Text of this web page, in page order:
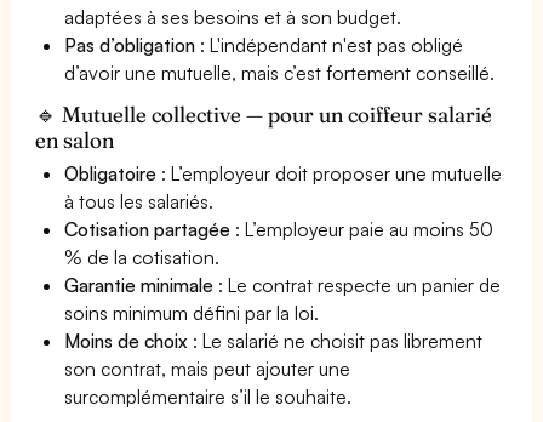
adaptées à ses besoins et à son budget.
Pas d’obligation : L'indépendant n'est pas obligé
d’avoir une mutuelle, mais c’est fortement conseillé.
🔹 Mutuelle collective — pour un coiffeur salarié
en salon
Obligatoire : L’employeur doit proposer une mutuelle
à tous les salariés.
Cotisation partagée : L’employeur paie au moins 50
% de la cotisation.
Garantie minimale : Le contrat respecte un panier de
soins minimum défini par la loi.
Moins de choix : Le salarié ne choisit pas librement
son contrat, mais peut ajouter une
surcomplémentaire s’il le souhaite.